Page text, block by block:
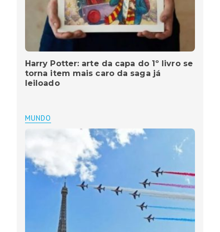
Harry Potter: arte da capa do 1º livro se
torna item mais caro da saga já
leiloado
MUNDO